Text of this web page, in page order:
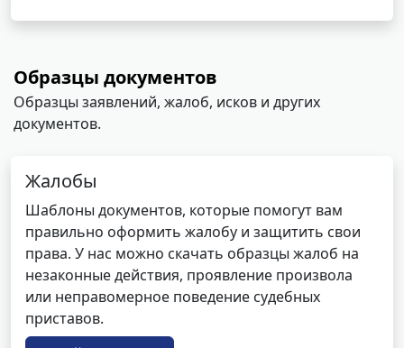
Образцы документов
Образцы заявлений, жалоб, исков и других
документов.
Жалобы
Шаблоны документов, которые помогут вам
правильно оформить жалобу и защитить свои
права. У нас можно скачать образцы жалоб на
незаконные действия, проявление произвола
или неправомерное поведение судебных
приставов.